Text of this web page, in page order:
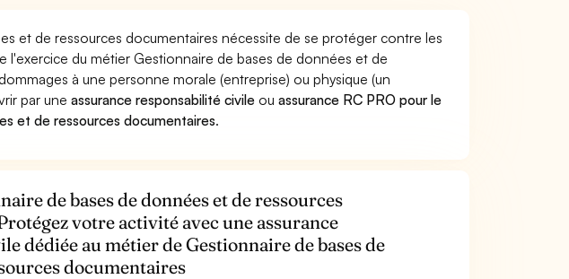
et de ressources documentaires nécessite de se protéger contre les
l'exercice du métier Gestionnaire de bases de données et de
à une personne morale (entreprise) ou physique (un
par uneassurance responsabilité civile ouassurance RC PRO pour le
et de ressources documentaires.
de bases de données et de ressources
votre activité avec une assurance
dédiée au métier de Gestionnaire de bases de
documentaires